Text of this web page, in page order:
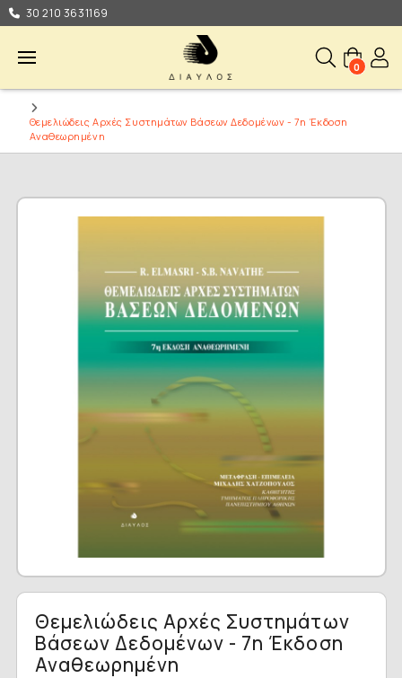
30 210 3631169
0
Θεμελιώδεις Αρχές Συστημάτων Βάσεων Δεδομένων - 7η Έκδοση
Αναθεωρημένη
Θεμελιώδεις Αρχές Συστημάτων
Βάσεων Δεδομένων - 7η Έκδοση
Αναθεωρημένη